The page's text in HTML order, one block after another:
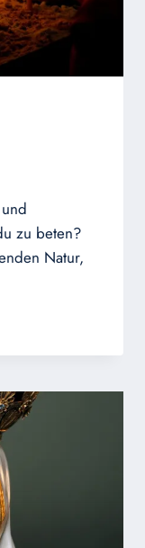
zu beten?
Natur,